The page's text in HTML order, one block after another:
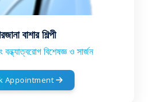
বাশার শিল্পী
বন্ধ্যাত্বরোগ বিশেষজ্ঞ ও সার্জন
Appointment